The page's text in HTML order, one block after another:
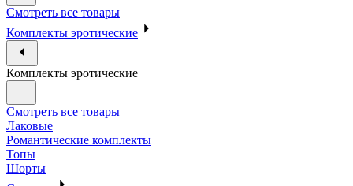
Смотреть все товары
Комплекты эротические
Комплекты эротические
Смотреть все товары
Лаковые
Романтические комплекты
Топы
Шорты